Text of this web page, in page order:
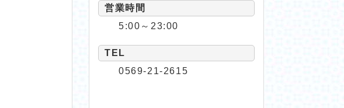
営業時間
5:00～23:00
TEL
0569-21-2615